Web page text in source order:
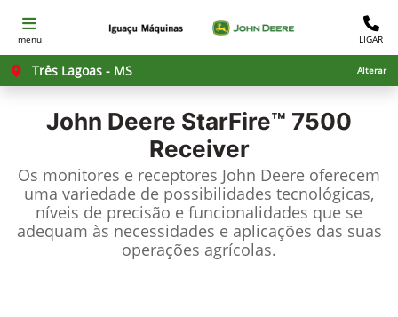
menu LIGAR
Três Lagoas - MS Alterar
John Deere StarFire™ 7500
Receiver
Os monitores e receptores John Deere oferecem
uma variedade de possibilidades tecnológicas,
níveis de precisão e funcionalidades que se
adequam às necessidades e aplicações das suas
operações agrícolas.